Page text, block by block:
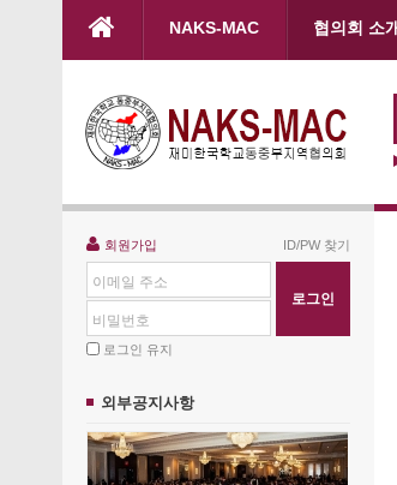
본문으로 바로가기
NAKS-MAC 협의회 소개
회원가입 ID/PW 찾기
이메일 주소
비밀번호
로그인 유지
외부공지사항
Sketchbook5, 스케치북5
Sketchbook5, 스케치북5
Sketchbook5, 스케치북5
Sketchbook5, 스케치북5